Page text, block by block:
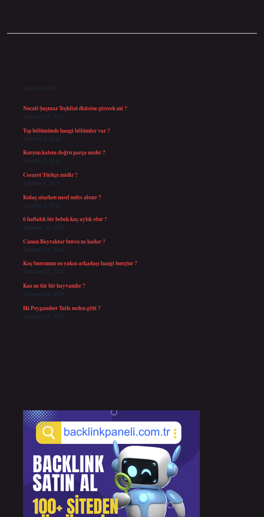
Son Yazılar
Necati Şaşmaz Teşkilat dizisine girecek mi ?
Ağustos 10, 2026
Tıp bölümünde hangi bölümler var ?
Ağustos 9, 2026
Kurşun kalem doğru parça mıdır ?
Ağustos 7, 2026
Cesaret Türkçe midir ?
Ağustos 6, 2026
Kulaç atarken nasıl nefes alınır ?
Ağustos 6, 2026
6 haftalık bir bebek kaç aylık olur ?
Temmuz 30, 2026
Canan Bayraktar bursu ne kadar ?
Temmuz 29, 2026
Koç burcunun en yakın arkadaşı hangi burçtur ?
Temmuz 27, 2026
Kaz ne tür bir hayvandır ?
Temmuz 24, 2026
Hz Peygamber Taife neden gitti ?
Temmuz 23, 2026